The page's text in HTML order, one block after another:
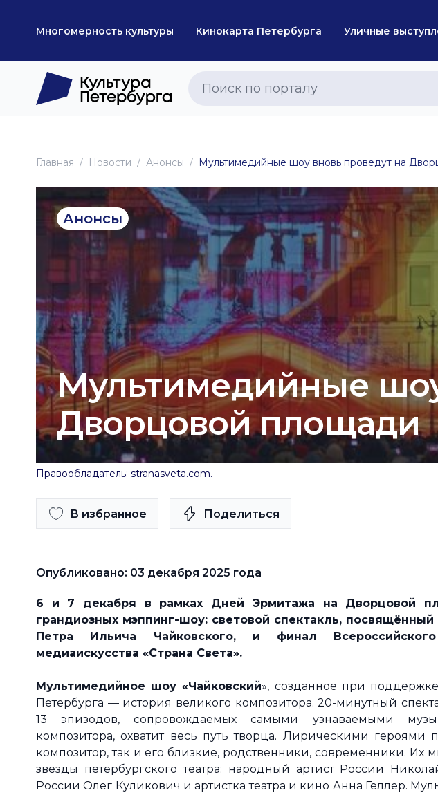
Многомерность культуры Кинокарта Петербурга Уличные
Главная Новоcти Анонсы Мультимедийные шоу вновь проведут на
Анонсы
Мультимедийные
Дворцовой площади
Правообладатель: stranasveta.com.
В избранное Поделиться
Опубликовано: 03 декабря 2025 года
6 и 7 декабря в рамках Дней Эрмитажа на Дворцовой
грандиозных мэппинг-шоу: световой спектакль,
Петра Ильича Чайковского, и финал
медиаискусства «Страна Света».
Мультимедийное шоу «Чайковский», созданное при
Петербурга — история великого композитора. 20-минутный
13 эпизодов, сопровождаемых самыми узнаваемыми
композитора, охватит весь путь творца. Лирическими героями
композитор, так и его близкие, родственники, современники. Их
звезды петербургского театра: народный артист России
России Олег Куликович и артистка театра и кино Анна Геллер.